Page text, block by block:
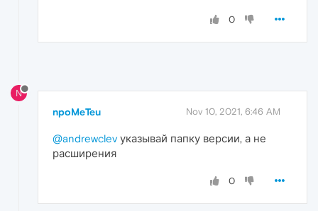
0
N
npoMeTeu Nov 10, 2021, 6:46 AM
@andrewclev указывай папку версии, а не
расширения
0